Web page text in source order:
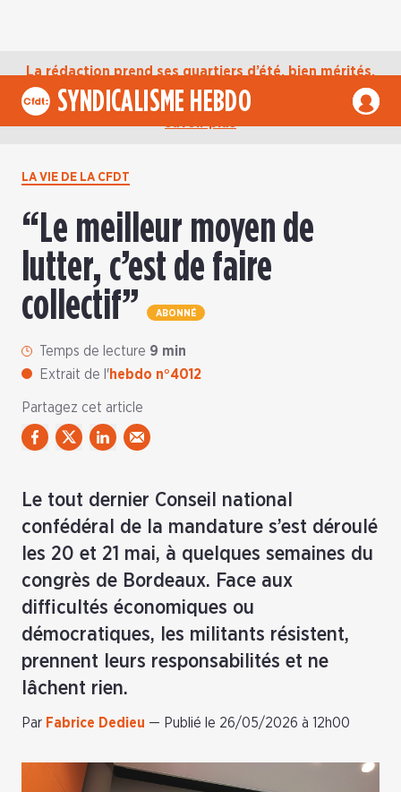
La rédaction prend ses quartiers d’été, bien mérités,
jusqu’au mardi 1er septembre. D’ici là, retrouvez
l’actualité de la CFDT sur notre compte Bluesky. En
SYNDICALISME HEBDO
LA VIE DE LA CFDT
“Le meilleur moyen de
lutter, c’est de faire
collectif”
ABONNÉ
Temps de lecture 9 min
Extrait de l'hebdo n°4012
Partagez cet article
Le tout dernier Conseil national
confédéral de la mandature s’est déroulé
les 20 et 21 mai, à quelques semaines du
congrès de Bordeaux. Face aux
difficultés économiques ou
démocratiques, les militants résistent,
prennent leurs responsabilités et ne
lâchent rien.
Par Fabrice Dedieu — Publié le 26/05/2026 à 12h00